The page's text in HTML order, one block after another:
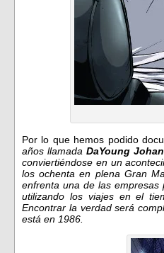
Por lo que hemos podido
años llamadaDaYoung
conviertiéndose en un
los ochenta en plena Gran
enfrenta una de las
utilizando los viajes en el
Encontrar la verdad será
está en 1986.